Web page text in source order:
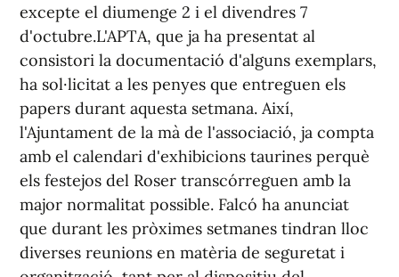
excepte el diumenge 2 i el divendres 7
d'octubre.L'APTA, que ja ha presentat al
consistori la documentació d'alguns exemplars,
ha sol·licitat a les penyes que entreguen els
papers durant aquesta setmana. Així,
l'Ajuntament de la mà de l'associació, ja compta
amb el calendari d'exhibicions taurines perquè
els festejos del Roser transcórreguen amb la
major normalitat possible. Falcó ha anunciat
que durant les pròximes setmanes tindran lloc
diverses reunions en matèria de seguretat i